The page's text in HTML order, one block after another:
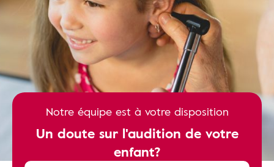
Notre équipe est à votre disposition
Un doute sur l'audition de votre
enfant?